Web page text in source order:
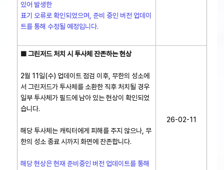
있어 발생한
표기 오류로 확인되었으며, 준비 중인 버전 업데이
트를 통해 수정될 예정입니다.
■ 그린저드 처치 시 투사체 잔존하는 현상
2월 11일(수) 업데이트 점검 이후, 무한의 성소에
서 그린저드가 투사체를 소환한 직후 처치될 경우
일부 투사체가 필드에 남아 있는 현상이 확인되었
습니다.
해당 투사체는 캐릭터에게 피해를 주지 않으나, 무
한의 성소 종료 시까지 화면에 잔존합니다.
해당 현상은 현재 준비중인 버전 업데이트를 통해
26-02-11